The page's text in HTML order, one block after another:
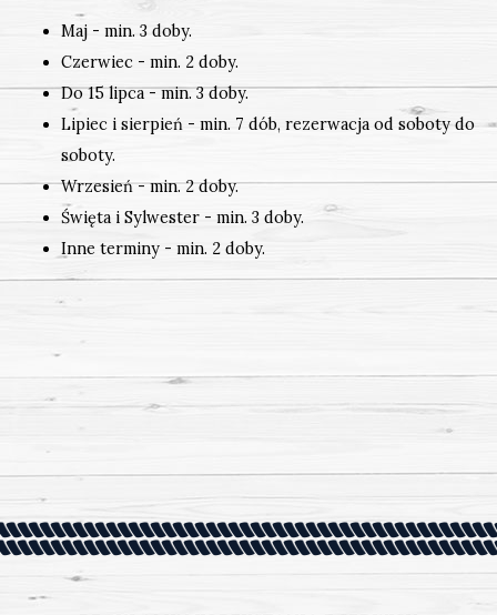
Maj - min. 3 doby.
Czerwiec - min. 2 doby.
Do 15 lipca - min. 3 doby.
Lipiec i sierpień - min. 7 dób, rezerwacja od soboty do
soboty.
Wrzesień - min. 2 doby.
Święta i Sylwester - min. 3 doby.
Inne terminy - min. 2 doby.